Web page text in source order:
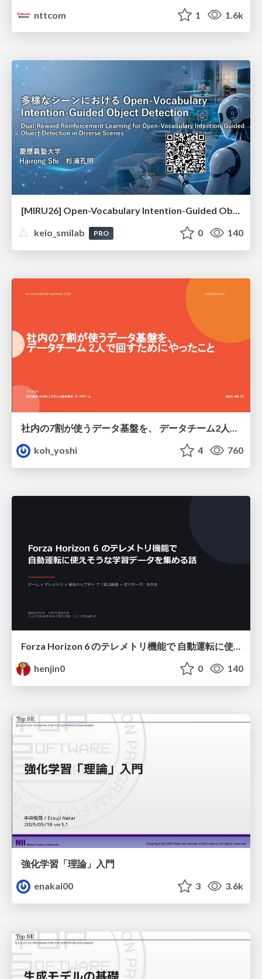
nttcom
1 1.6k
[MIRU26] Open-Vocabulary Intention-Guided Object Detection in Diverse Scenes
keio_smilab
PRO 0 140
社内の7割が使うデータ基盤を、 データチーム2人で回すためにやったこと
koh_yoshi
4 760
henjin0
0 140
強化学習「理論」入門
enakai00
3 3.6k